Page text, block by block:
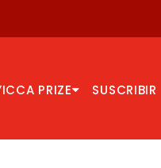
PRIZE SUSCRIBIR